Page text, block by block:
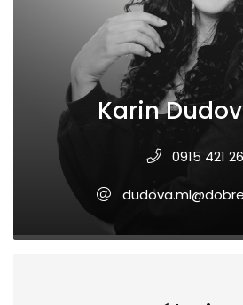
Karin
0915 421